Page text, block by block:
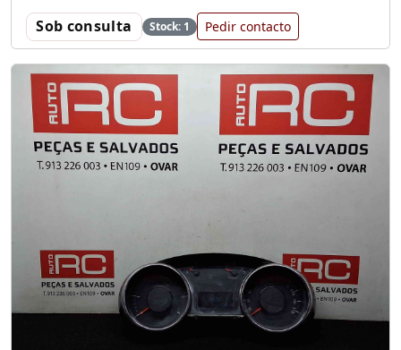
Sob consulta Stock: 1 Pedir contacto